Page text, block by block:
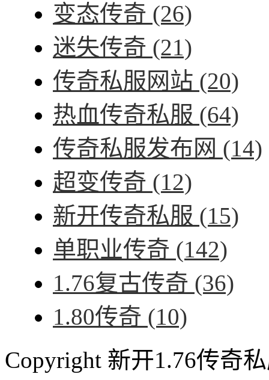
变态传奇 (26)
迷失传奇 (21)
传奇私服网站 (20)
热血传奇私服 (64)
传奇私服发布网 (14)
超变传奇 (12)
新开传奇私服 (15)
单职业传奇 (142)
1.76复古传奇 (36)
1.80传奇 (10)
Copyright 新开1.76传奇